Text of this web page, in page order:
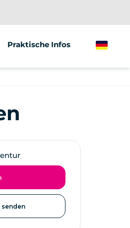
Praktische Infos German
senden